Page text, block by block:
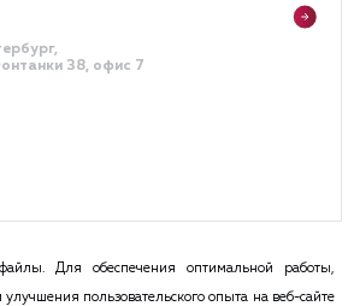
38, офис 7
Для обеспечения оптимальной работы,
пользовательского опыта на веб-сайте